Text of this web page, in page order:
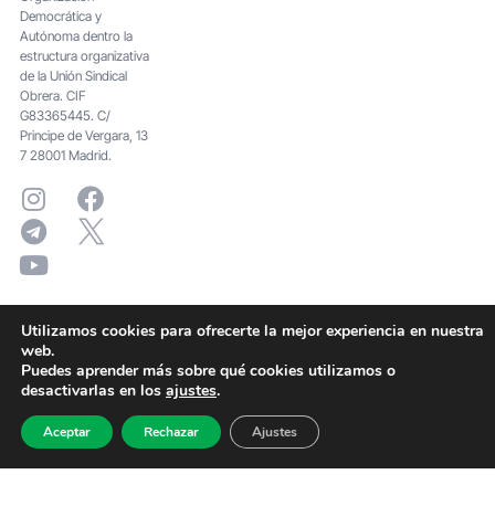
Democrática y
Autónoma dentro la
estructura organizativa
de la Unión Sindical
Obrera. CIF
G83365445. C/
Principe de Vergara, 13
7 28001 Madrid.
Utilizamos cookies para ofrecerte la mejor experiencia en nuestra
web.
Puedes aprender más sobre qué cookies utilizamos o
desactivarlas en los ajustes.
Aceptar Rechazar Ajustes